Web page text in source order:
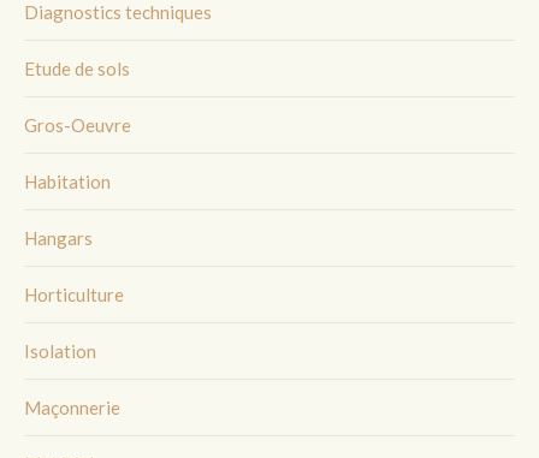
Diagnostics techniques
Etude de sols
Gros-Oeuvre
Habitation
Hangars
Horticulture
Isolation
Maçonnerie